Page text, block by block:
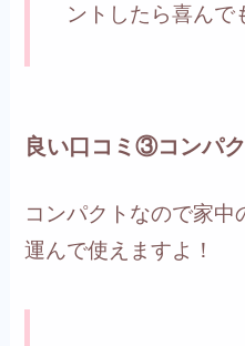
ントしたら喜んで
良い口コミ③コンパ
コンパクトなので家中
運んで使えますよ！